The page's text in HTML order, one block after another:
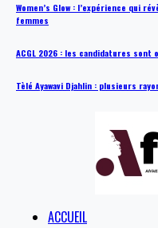
Women’s Glow : l’expérience qui
femmes
ACGL 2026 : les candidatures sont
Tèlé Ayawavi Djahlin : plusieurs
ACCUEIL